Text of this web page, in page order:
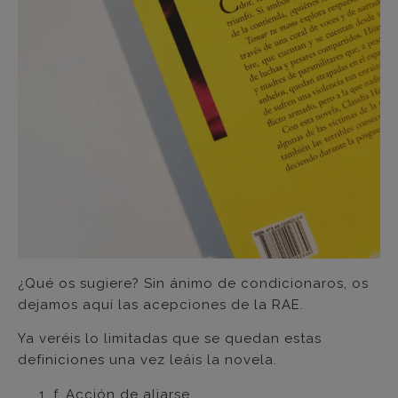
¿Qué os sugiere? Sin ánimo de condicionaros, os
dejamos aquí las acepciones de la RAE.
Ya veréis lo limitadas que se quedan estas
definiciones una vez leáis la novela.
f. Acción de aliarse.